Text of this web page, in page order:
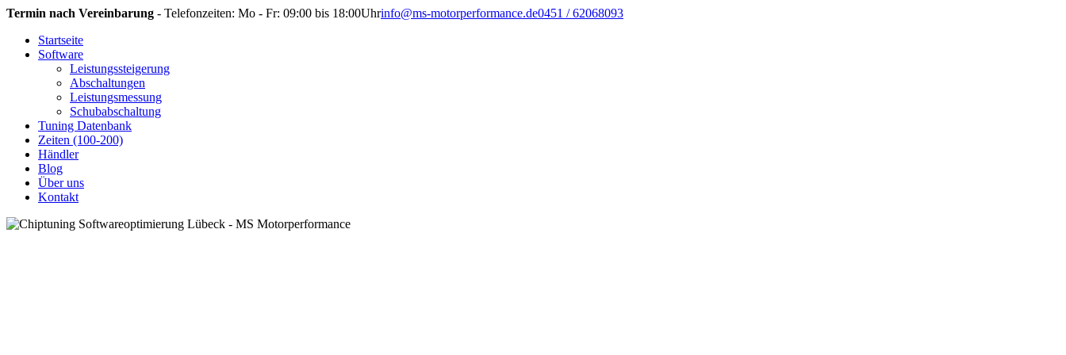
Termin nach Vereinbarung - Telefonzeiten: Mo - Fr: 09:00 bis 18:00Uhrinfo@ms-motorperformance.de0451 / 62068093
Startseite
Software
Leistungssteigerung
Abschaltungen
Leistungsmessung
Schubabschaltung
Tuning Datenbank
Zeiten (100-200)
Händler
Blog
Über uns
Kontakt